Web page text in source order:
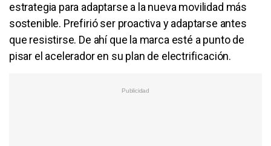
estrategia para adaptarse a la nueva movilidad más
sostenible. Prefirió ser proactiva y adaptarse antes
que resistirse. De ahí que la marca esté a punto de
pisar el acelerador en su plan de electrificación.